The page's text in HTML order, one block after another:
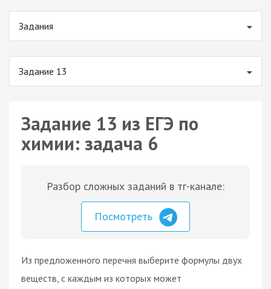
Задания
Задание 13
Задание 13 из ЕГЭ по
химии: задача 6
Разбор сложных заданий в тг-канале:
Посмотреть
Из предложенного перечня выберите формулы двух
веществ, с каждым из которых может